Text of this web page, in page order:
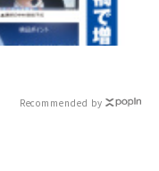
Recommended by